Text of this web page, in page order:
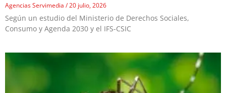
Agencias Servimedia 20 julio, 2026
Según un estudio del Ministerio de Derechos Sociales,
Consumo y Agenda 2030 y el IFS-CSIC